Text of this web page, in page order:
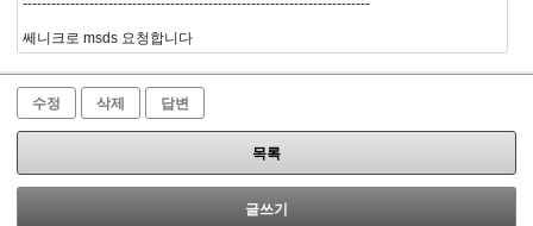
-------------------------------------------------------------------------
쎄니크로 msds 요청합니다
수정 삭제 답변
목록
글쓰기